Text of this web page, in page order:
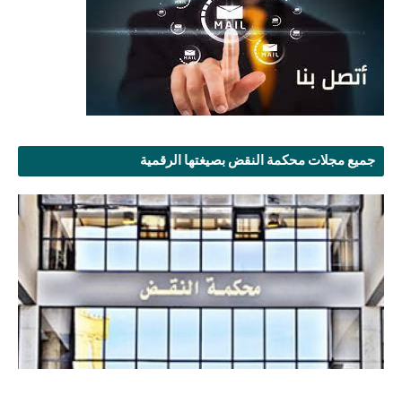
جميع مجلات محكمة النقض بصيغتها الرقمية